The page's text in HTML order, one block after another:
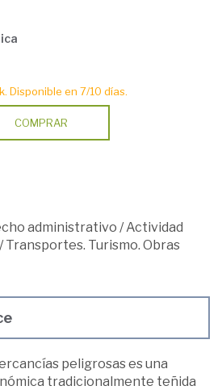
Disponible en 7/10 días.
COMPRAR
administrativo /Actividad
/Transportes. Turismo. Obras
peligrosas es una
tradicionalmente teñida